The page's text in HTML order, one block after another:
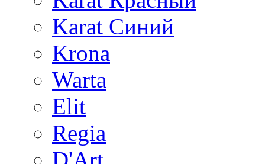
Karat Синий
Krona
Warta
Elit
Regia